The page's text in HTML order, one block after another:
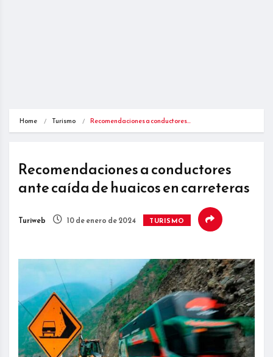
Home Turismo Recomendaciones a conductores…
Recomendaciones a conductores
ante caída de huaicos en carreteras
Turiweb 10 de enero de 2024 TURISMO